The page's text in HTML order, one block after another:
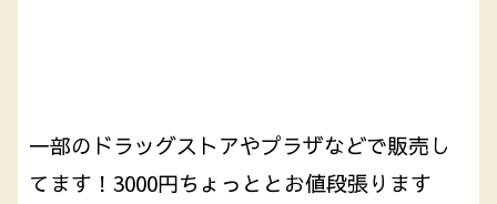
一部のドラッグストアやプラザなどで販売し
てます！3000円ちょっととお値段張ります